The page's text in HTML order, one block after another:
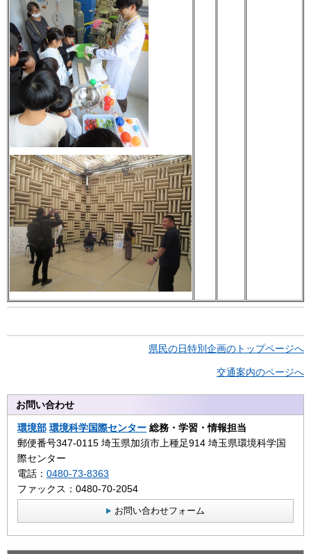
県民の日特別企画のトップページへ
交通案内のページへ
お問い合わせ
環境部 環境科学国際センター 総務・学習・情報担当
郵便番号347-0115 埼玉県加須市上種足914 埼玉県環境科学国
際センター
電話： 0480-73-8363
ファックス：0480-70-2054
お問い合わせフォーム